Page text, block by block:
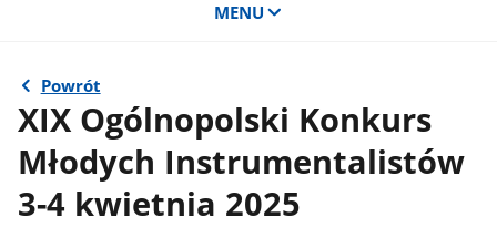
MENU
Powrót
XIX Ogólnopolski Konkurs
Młodych Instrumentalistów
3-4 kwietnia 2025